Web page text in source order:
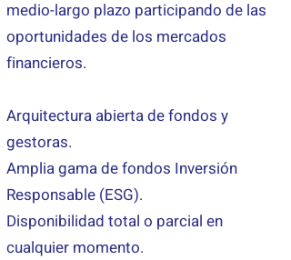
medio-largo plazo participando de las
oportunidades de los mercados
financieros.
Arquitectura abierta de fondos y
gestoras.
Amplia gama de fondos Inversión
Responsable (ESG).
Disponibilidad total o parcial en
cualquier momento.